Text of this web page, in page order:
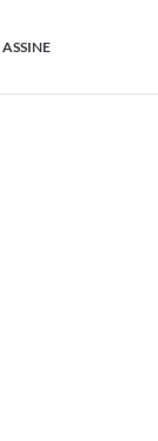
ASSINE